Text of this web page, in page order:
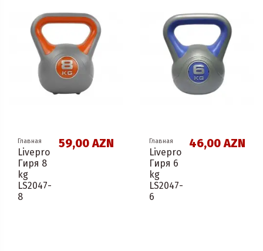
Главная
Livepro
Гиря 8
kg
LS2047-
8
59,00 AZN Главная
Livepro
Гиря 6
kg
LS2047-
6
46,00 AZN